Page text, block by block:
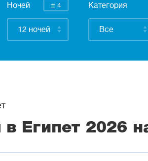
Ночей ±4
12 ночей
Категория
Все
в Египет 2026